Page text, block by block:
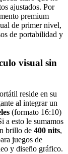
ajustados. Por
premium
de primer nivel,
de portabilidad y
visual sin
reside en su
al integrar un
(formato 16:10)
a esto le sumamos
brillo de 400 nits,
juegos de
y diseño gráfico.